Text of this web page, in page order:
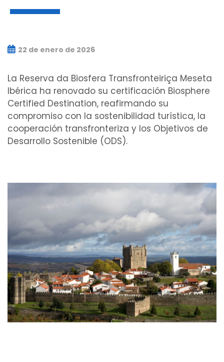
22 de enero de 2026
La Reserva da Biosfera Transfronteiriça Meseta
Ibérica ha renovado su certificación Biosphere
Certified Destination, reafirmando su
compromiso con la sostenibilidad turística, la
cooperación transfronteriza y los Objetivos de
Desarrollo Sostenible (ODS).